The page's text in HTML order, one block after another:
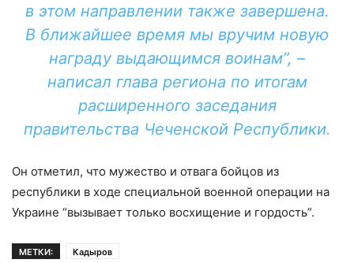
в этом направлении также завершена.
В ближайшее время мы вручим новую
награду выдающимся воинам”, –
написал глава региона по итогам
расширенного заседания
правительства Чеченской Республики.
Он отметил, что мужество и отвага бойцов из
республики в ходе специальной военной операции на
Украине “вызывает только восхищение и гордость”.
МЕТКИ: Кадыров